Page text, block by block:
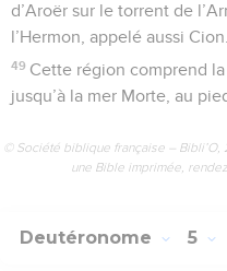
d’Aroër sur le torrent de
l’Hermon, appelé aussi Cion.
49 Cette région comprend la
jusqu’à la mer Morte, au
© Société biblique française –
une Bible imprimée,
Deutéronome 5